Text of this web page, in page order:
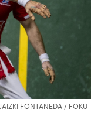
FONTANEDA / FOKU